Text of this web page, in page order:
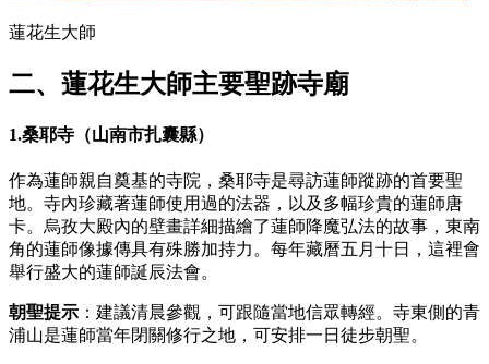
蓮花生大師
二、蓮花生大師主要聖跡寺廟
1.桑耶寺（山南市扎囊縣）
作為蓮師親自奠基的寺院，桑耶寺是尋訪蓮師蹤跡的首要聖
地。寺內珍藏著蓮師使用過的法器，以及多幅珍貴的蓮師唐
卡。烏孜大殿內的壁畫詳細描繪了蓮師降魔弘法的故事，東南
角的蓮師像據傳具有殊勝加持力。每年藏曆五月十日，這裡會
舉行盛大的蓮師誕辰法會。
朝聖提示 ：建議清晨參觀，可跟隨當地信眾轉經。寺東側的青
浦山是蓮師當年閉關修行之地，可安排一日徒步朝聖。